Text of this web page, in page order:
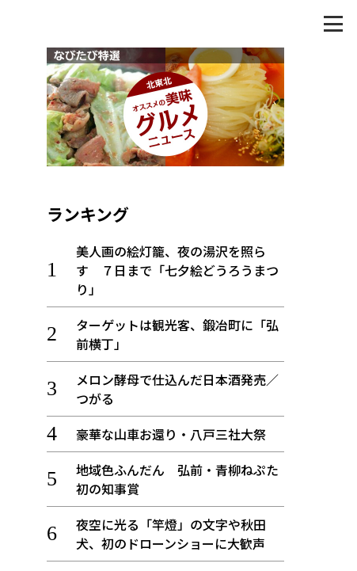
ランキング
美人画の絵灯籠、夜の湯沢を照ら
す ７日まで「七夕絵どうろうまつ
り」
ターゲットは観光客、鍛冶町に「弘
前横丁」
メロン酵母で仕込んだ日本酒発売／
つがる
豪華な山車お還り・八戸三社大祭
地域色ふんだん 弘前・青柳ねぷた
初の知事賞
夜空に光る「竿燈」の文字や秋田
犬、初のドローンショーに大歓声